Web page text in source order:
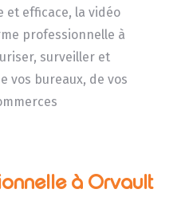
et efficace, la vidéo
professionnelle à
surveiller et
vos bureaux, de vos
à Orvault